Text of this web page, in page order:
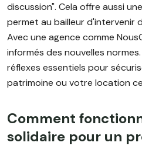
discussion". Cela offre aussi
permet au bailleur d'intervenir
Avec une agence comme
informés des nouvelles
réflexes essentiels pour
patrimoine ou votre location
Comment
solidaire pour un